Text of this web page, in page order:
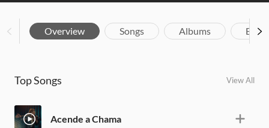
Overview Songs Albums
Top Songs View All
Acende a Chama